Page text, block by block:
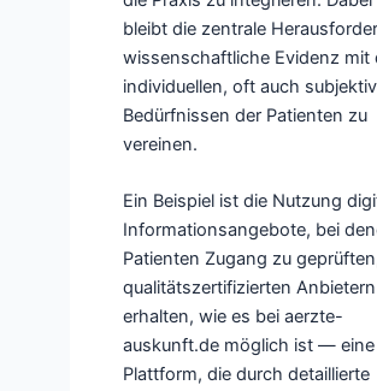
bleibt die zentrale
wissenschaftliche Evidenz mit
individuellen, oft auch
Bedürfnissen der Patienten zu
vereinen.
Ein Beispiel ist die Nutzung
Informationsangebote, bei
Patienten Zugang zu
qualitätszertifizierten Anbietern
erhalten, wie es bei aerzte-
auskunft.de möglich ist — eine
Plattform, die durch detaillierte